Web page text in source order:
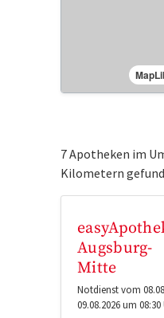
7 Apotheken im
Kilometern
Augsburg-
Mitte
Notdienst vom
09.08.2026 um 08:30